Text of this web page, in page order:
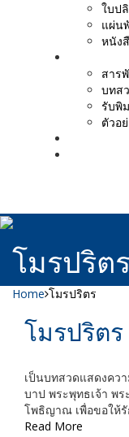
ใบป
แผ่น
หนัง
สาร
บทส
รับพิ
ตัวอ
โมรปริต
Home โมรปริตร
โมรปริต
เป็นบทสวดแสดงคว
บาป พระพุทธเจ้า พ
โพธิญาณ เพื่อขอให้
Read More